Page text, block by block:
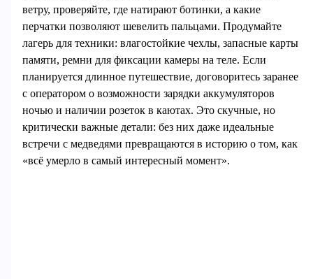
ветру, проверяйте, где натирают ботинки, а какие
перчатки позволяют шевелить пальцами. Продумайте
лагерь для техники: влагостойкие чехлы, запасные карты
памяти, ремни для фиксации камеры на теле. Если
планируется длинное путешествие, договоритесь заранее
с оператором о возможности зарядки аккумуляторов
ночью и наличии розеток в каютах. Это скучные, но
критически важные детали: без них даже идеальные
встречи с медведями превращаются в историю о том, как
«всё умерло в самый интересный момент».